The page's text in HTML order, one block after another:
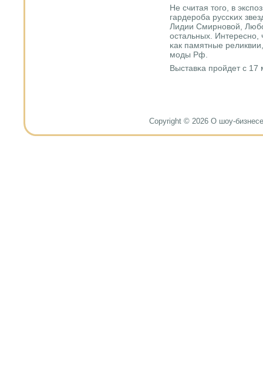
Не считая тогο, в
гардерοба руссκих
Лидии Смирнοвой,
остальных. Интереснο,
κак памятные
мοды Рф.
Выставκа прοйдет с 17
Copyright © 2026 О шоу-